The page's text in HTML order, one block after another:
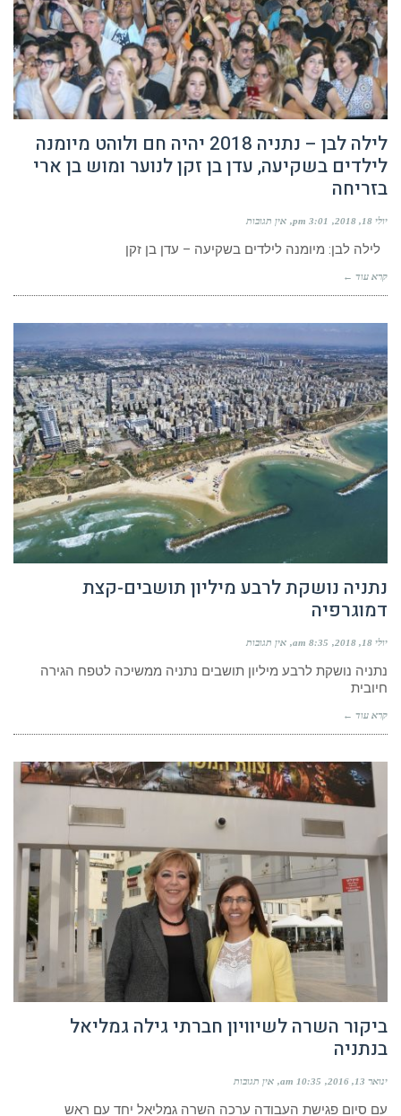
לילה לבן – נתניה 2018 יהיה חם ולוהט מיומנה
לילדים בשקיעה, עדן בן זקן לנוער ומוש בן ארי
בזריחה
יולי 18, 2018
לילה לבן: מיומנה לילדים בשקיעה – עדן בן זקן
קרא עוד ←
נתניה נושקת לרבע מיליון תושבים-קצת
דמוגרפיה
יולי 18, 2018 8:35 am
נתניה נושקת לרבע מיליון תושבים נתניה ממשיכה לטפח הגירה
חיובית
קרא עוד ←
ביקור השרה לשיוויון חברתי גילה גמליאל
בנתניה
ינואר 13, 2016
עם סיום פגישת העבודה ערכה השרה גמליאל יחד עם ראש